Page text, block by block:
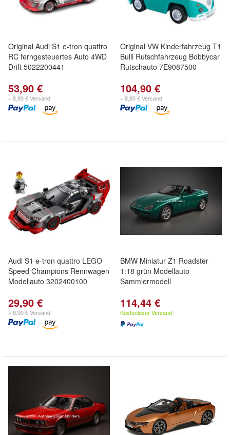
Original Audi S1 e-tron quattro
RC ferngesteuertes Auto 4WD
Drift 5022200441
53,90 €
+ 8,90 € Versand
Original VW Kinderfahrzeug T1
Bulli Rutschfahrzeug Bobbycar
Rutschauto 7E9087500
104,90 €
+ 8,90 € Versand
Audi S1 e-tron quattro LEGO
Speed Champions Rennwagen
Modellauto 3202400100
29,90 €
+ 8,90 € Versand
BMW Miniatur Z1 Roadster
1:18 grün Modellauto
Sammlermodell
114,44 €
Kostenloser Versand